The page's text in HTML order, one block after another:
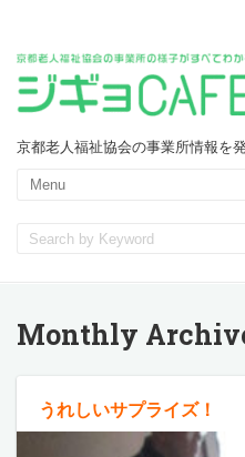
京都老人福祉協会の事業所情報を
Monthly
うれしいサプライズ！